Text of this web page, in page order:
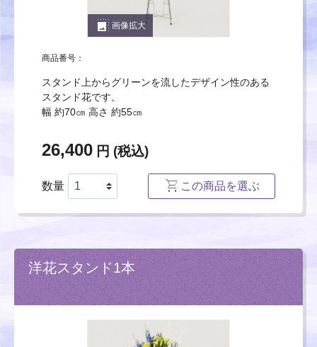
photo_size_select_large 画像拡大
商品番号：
スタンド上からグリーンを流したデザイン性のある
スタンド花です。
幅 約70㎝ 高さ 約55㎝
26,400 円 (税込)
数量 この商品を選ぶ
洋花スタンド1本